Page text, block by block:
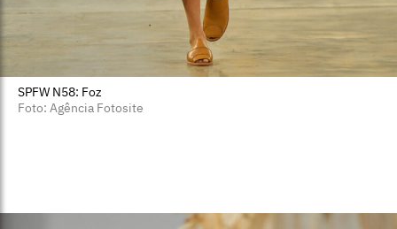
SPFW N58: Foz
Foto: Agência Fotosite